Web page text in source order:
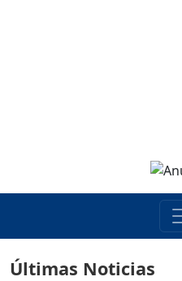
Últimas Noticias